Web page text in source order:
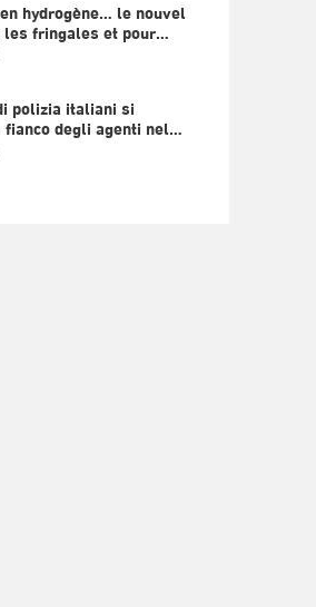
hydrogène… le nouvel
fringales et pour…
polizia italiani si
fianco degli agenti nel…